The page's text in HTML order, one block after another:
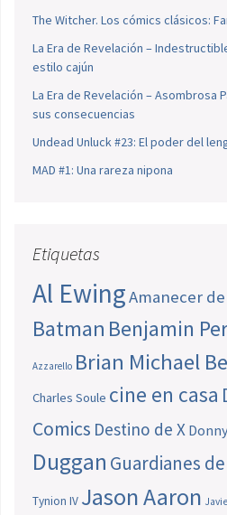
The Witcher. Los cómics clásicos:
La Era de Revelación –
estilo cajún
La Era de Revelación – Asombrosa
sus consecuencias
Undead Unluck #23: El poder del
MAD #1: Una rareza nipona
Etiquetas
Al EwingAmanecer de
Batman Benjamin
Azzarello Brian Michael
Charles Soule cine en casa
Comics Destino de X
Duggan Guardianes
Tynion IV Jason Aaron